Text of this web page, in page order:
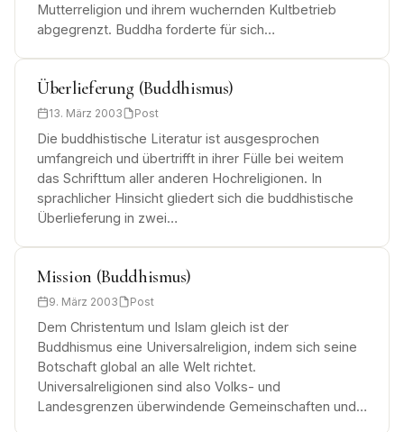
Mutterreligion und ihrem wuchernden Kultbetrieb
abgegrenzt. Buddha forderte für sich…
Überlieferung (Buddhismus)
13. März 2003 Post
Die buddhistische Literatur ist ausgesprochen
umfangreich und übertrifft in ihrer Fülle bei weitem
das Schrifttum aller anderen Hochreligionen. In
sprachlicher Hinsicht gliedert sich die buddhistische
Überlieferung in zwei…
Mission (Buddhismus)
9. März 2003 Post
Dem Christentum und Islam gleich ist der
Buddhismus eine Universalreligion, indem sich seine
Botschaft global an alle Welt richtet.
Universalreligionen sind also Volks- und
Landesgrenzen überwindende Gemeinschaften und…